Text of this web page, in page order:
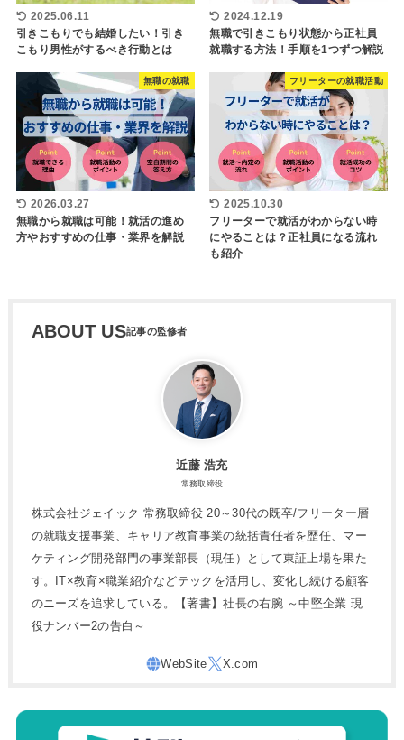
2025.06.11
引きこもりでも結婚したい！引き
こもり男性がするべき行動とは
2024.12.19
無職で引きこもり状態から正社員
就職する方法！手順を1つずつ解説
無職の就職
2026.03.27
無職から就職は可能！就活の進め
方やおすすめの仕事・業界を解説
フリーターの就職活動
2025.10.30
フリーターで就活がわからない時
にやることは？正社員になる流れ
も紹介
ABOUT US
近藤 浩充
常務取締役
株式会社ジェイック 常務取締役 20～30代の既卒/フリーター層
の就職支援事業、キャリア教育事業の統括責任者を歴任、マー
ケティング開発部門の事業部長（現任）として東証上場を果た
す。IT×教育×職業紹介などテックを活用し、変化し続ける顧客
のニーズを追求している。【著書】社長の右腕 ～中堅企業 現
役ナンバー2の告白～